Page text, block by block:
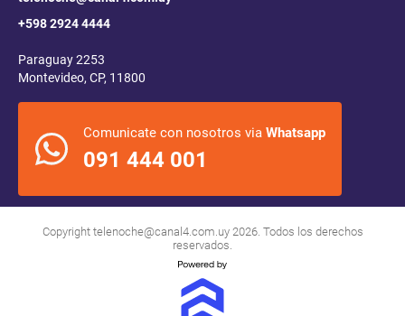
+598 2924 4444
Paraguay 2253
Montevideo, CP, 11800
Comunicate con nosotros via Whatsapp
091 444 001
Copyright telenoche@canal4.com.uy2026. Todos los derechos
reservados.